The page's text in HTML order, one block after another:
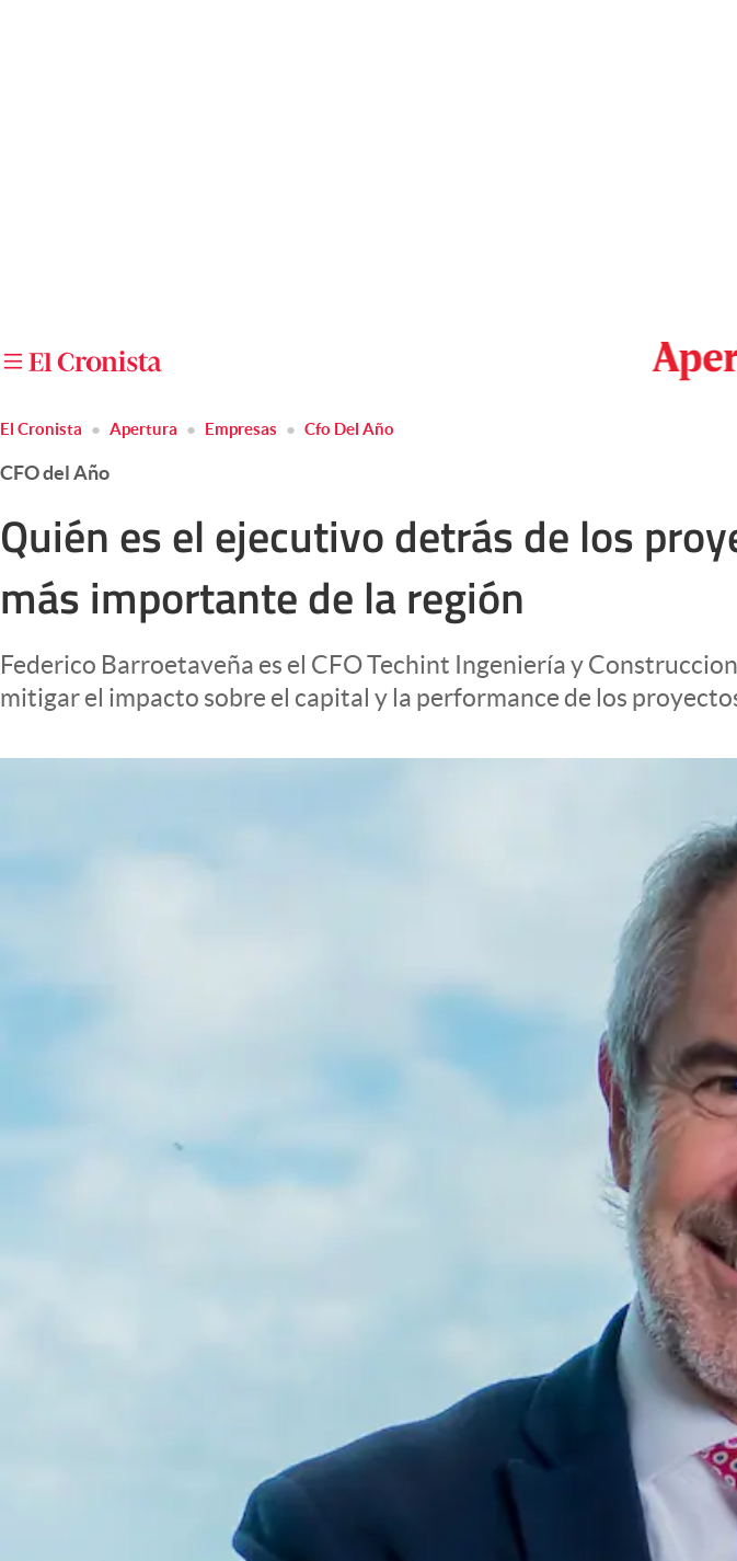
Otras secciones
Apertura
Clase
Eventos Corporativos
El Cronista Studio
El Cronista Apertura Empresas Cfo Del Año
CFO del Año
Quién es el ejecutivo detrás de los
más importante de la región
Federico Barroetaveña es el CFO Techint Ingeniería y
mitigar el impacto sobre el capital y la performance de los